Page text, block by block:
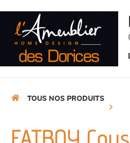
TOUS NOS PRODUITS